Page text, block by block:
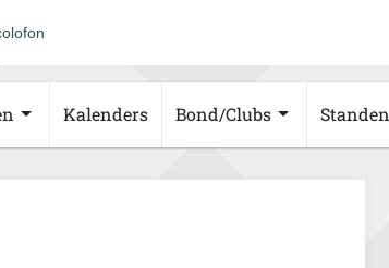
Kalenders Bond/Clubs Standen